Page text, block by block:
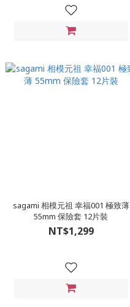
sagami 相模元祖 幸福001 極致薄
55mm 保險套 12片裝
NT$1,299